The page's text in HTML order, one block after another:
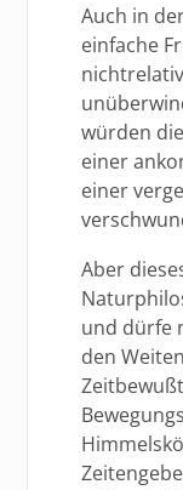
Auch in
einfache
würden
einer
einer
Aber
und dürfe
den